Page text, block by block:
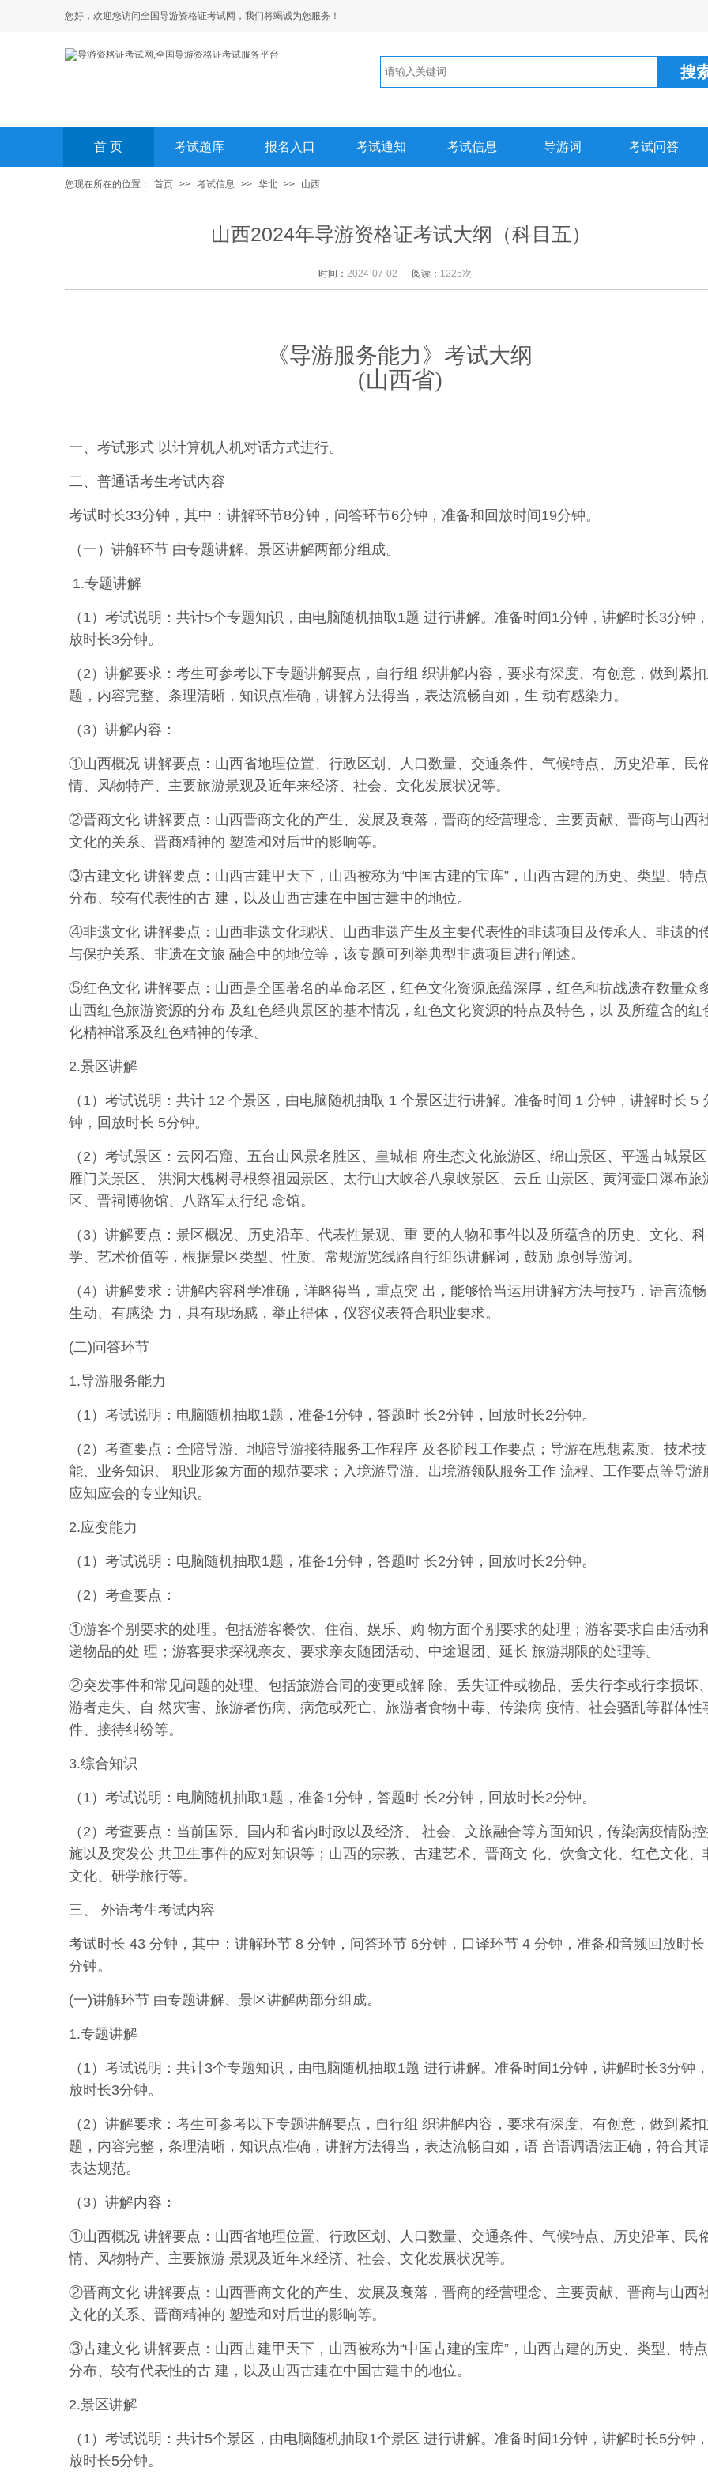
您好，欢迎您访问全国导游资格证考试网，我们将竭诚为您服务！
首 页 考试题库 报名入口 考试通知 考试信息 导游词 考试问答
您现在所在的位置： 首页 >> 考试信息 >> 华北 >> 山西
山西2024年导游资格证考试大纲（科目五）
时间： 2024-07-02 阅读： 1225次
《导游服务能力》考试大纲
(山西省)
一、考试形式 以计算机人机对话方式进行。
二、普通话考生考试内容
考试时长33分钟，其中：讲解环节8分钟，问答环节6分钟 ，准备和回放时间19分钟。
（一）讲解环节 由专题讲解、景区讲解两部分组成。
1.专题讲解
（1）考试说明：共计5个专题知识，由电脑随机抽取1题 进行讲解。准备时间1分钟，讲解时长3分钟
放时长3分钟。
（2）讲解要求：考生可参考以下专题讲解要点，自行组 织讲解内容，要求有深度、有创意，做到紧
题，内容完整、 条理清晰 ， 知识点准确 ， 讲解方法得当 ， 表达流畅自如 ， 生 动有感染力。
（3）讲解内容：
①山西概况 讲解要点：山西省地理位置、行政区划、人口数量、交通条件、 气候特点 、 历史沿革、 民
情、 风物特产、 主要旅游景观及近年来经济、社会、文化发展状况等。
②晋商文化 讲解要点：山西晋商文化的产生、发展及衰落，晋商的经营理念、 主要贡献、 晋商与山西
文化的关系、 晋商精神的 塑造和对后世的影响等。
③古建文化 讲解要点：山西古建甲天下，山西被称为“中国古建的宝库”，山西古建的历史、类型、特点
分布、较有代表性的古 建，以及山西古建在中国古建中的地位。
④非遗文化 讲解要点：山西非遗文化现状、山西非遗产生及主要代表性的非遗项 目及传承人 、 非遗的
与保护关系、 非遗在文旅 融合中的地位等，该专题可列举典型非遗项目进行阐述。
⑤红色文化 讲解要点：山西是全国著名的革命老区，红色文化资源底蕴深厚 ， 红色和抗战遗存数量众
山西红色旅游资源的分布 及红色经典景区 的基本情况 ， 红色文化资源的特点及特色 ， 以 及所蕴含的红
化精神谱系及红色精神的传承。
2.景区讲解
（1）考试说明：共计 12 个景区，由电脑随机抽取 1 个景区进行讲解。准备时间 1 分钟，讲解时长 5
钟，回放时长 5分钟。
（2）考试景区：云冈石窟、五台山风景名胜区、皇城相 府生态文化旅游区、绵山景区、平遥古城景区
雁门关景区、 洪洞大槐树寻根祭祖园景区、太行山大峡谷八泉峡景区、云丘 山景区、黄河壶口瀑布旅
区、晋祠博物馆、八路军太行纪 念馆。
（3）讲解要点：景区概况、历史沿革、代表性景观、重 要的人物和事件以及所蕴含的历史、文化、科
学、艺术价值等 ， 根据景区类型 、性质、 常规游览线路自行组 织讲解词 ， 鼓励 原创导游词。
（4）讲解要求：讲解内容科学准确，详略得当，重点突 出，能够恰当运用讲解方法与技巧，语言流畅
生动、有感染 力，具有现场感，举止得体，仪容仪表符合职业要求。
(二)问答环节
1.导游服务能力
（1）考试说明：电脑随机抽取1题，准备1分钟，答题时 长2分钟，回放时长2分钟。
（2）考查要点：全陪导游、地陪导游接待服务工作程序 及各阶段工作要点；导游在思想素质、技术技
能、业务知识、 职业形象方面的规范要求；入境游导游、出境游领队服务工作 流程、工作要点等导游
应知应会的专业知识。
2.应变能力
（1）考试说明：电脑随机抽取1题，准备1分钟，答题时 长2分钟，回放时长2分钟。
（2）考查要点：
①游客个别要求的处理。包括游客餐饮、住宿、娱乐、购 物方面个别要求的处理；游客要求自由活动
递物品的处 理；游客要求探视亲友、要求亲友随团活动、中途退团、延长 旅游期限的处理等。
②突发事件和常见问题的处理。包括旅游合同的变更或解 除、丢失证件或物品、丢失行李或行李损坏
游者走失、自 然灾害、旅游者伤病、病危或死亡、旅游者食物中毒、传染病 疫情、社会骚乱等群体性
件、接待纠纷等。
3.综合知识
（1）考试说明：电脑随机抽取1题，准备1分钟，答题时 长2分钟，回放时长2分钟。
（2）考查要点：当前国际、国内和省内时政以及经济、 社会、文旅融合等方面知识，传染病疫情防
施以及突发公 共卫生事件的应对知识等；山西的宗教、古建艺术、晋商文 化、饮食文化、红色文化、
文化、研学旅行等。
三、 外语考生考试内容
考试时长 43 分钟，其中：讲解环节 8 分钟，问答环节 6分钟，口译环节 4 分钟，准备和音频回放时长
分钟。
(一)讲解环节 由专题讲解、景区讲解两部分组成。
1.专题讲解
（1）考试说明：共计3个专题知识，由电脑随机抽取1题 进行讲解。准备时间1分钟，讲解时长3分钟
放时长3分钟。
（2）讲解要求：考生可参考以下专题讲解要点，自行组 织讲解内容，要求有深度、有创意，做到紧
题，内容完整 ， 条理清晰 ， 知识点准确 ， 讲解方法得当 ， 表达流畅自如 ， 语 音语调语法正确，符合其
表达规范。
（3）讲解内容：
①山西概况 讲解要点：山西省地理位置、行政区划、人口数量、交通条件、 气候特点 、 历史沿革、 民
情、 风物特产、 主要旅游 景观及近年来经济、社会、文化发展状况等。
②晋商文化 讲解要点：山西晋商文化的产生、发展及衰落，晋商的经营理念、 主要贡献、 晋商与山西
文化的关系、 晋商精神的 塑造和对后世的影响等。
③古建文化 讲解要点：山西古建甲天下，山西被称为“中国古建的宝库”，山西古建的历史、类型、特点
分布、较有代表性的古 建，以及山西古建在中国古建中的地位。
2.景区讲解
（1）考试说明：共计5个景区，由电脑随机抽取1个景区 进行讲解。准备时间1分钟，讲解时长5分钟
放时长5分钟。